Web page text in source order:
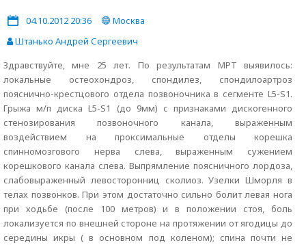
04.10.2012 20:36
Москва
Штанько Андрей Сергеевич
Здравствуйте, мне 25 лет. По результатам МРТ выявилось:
локальные остеохондроз, спондилез, спондилоартроз
пояснично-крестцового отдела позвоночника в сегменте L5-S1.
Грыжа м/п диска L5-S1 (до 9мм) с признаками дискогенного
стенозирования позвоночного канала, выраженным
воздействием на проксимальные отделы корешка
спинномозгового нерва слева, выраженным сужением
корешкового канала слева. Выпрямление поясничного лордоза,
слабовыраженный левосторонниц сколиоз. Узелки Шморля в
телах позвонков. При этом достаточно сильно болит левая нога
при ходьбе (после 100 метров) и в положении стоя, боль
локализуется по внешней стороне на протяжении от ягодицы до
середины икры ( в основном под коленом); спина почти не